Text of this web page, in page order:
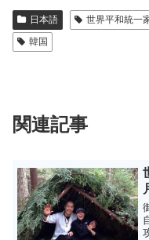
日本語 世界平和統一
韓国
関連記事